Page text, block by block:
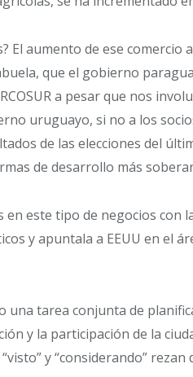
El aumento de ese
que el gobierno
a pesar que nos
uruguayo, si no a los
de las elecciones del
de desarrollo más
este tipo de negocios con
y apuntala a EEUU en el
una tarea conjunta de
y la participación de la
y “considerando”